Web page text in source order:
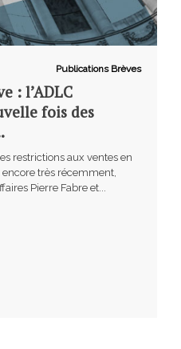
Publications Brèves
: l’ADLC
fois des
restrictions aux ventes en
très récemment,
Pierre Fabre et...